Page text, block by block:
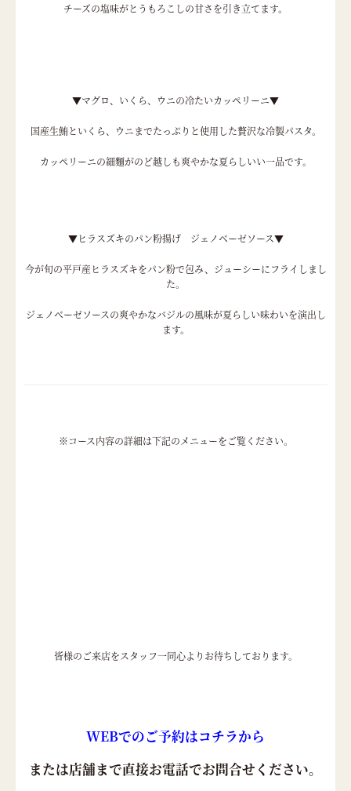
チーズの塩味がとうもろこしの甘さを引き立てます。
▼マグロ、いくら、ウニの冷たいカッペリーニ▼
国産生鮪といくら、ウニまでたっぷりと使用した贅沢な冷製パスタ。
カッペリーニの細麵がのど越しも爽やかな夏らしいい一品です。
▼ヒラスズキのパン粉揚げ ジェノベーゼソース▼
今が旬の平戸産ヒラスズキをパン粉で包み、ジューシーにフライしまし
た。
ジェノベーゼソースの爽やかなバジルの風味が夏らしい味わいを演出し
ます。
※コース内容の詳細は下記のメニューをご覧ください。
皆様のご来店をスタッフ一同心よりお待ちしております。
WEBでのご予約はコチラから
または店舗まで直接お電話でお問合せください。